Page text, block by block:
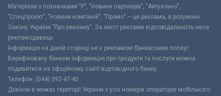
Матеріали з позначками "Р", "Новини партнерів", "Актуально",
"Спецпроект", "Новини компаній", "Промо" – це реклама, в розумінні
Закону України "Про рекламу". За зміст реклами відповідальність несе
рекламодавець.
Інформація на даній сторінці не є рекламою банківських послуг.
Верифіковану банком інформацію про продукти та послуги можна
подивитися на офіційному сайті відповідного банку.
Телефон: (044) 392-47-40
Дзвінок в межах території України з усіх номерів операторів мобільного